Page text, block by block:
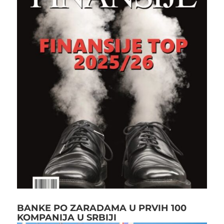
BANKE PO ZARADAMA U PRVIH 100
KOMPANIJA U SRBIJI